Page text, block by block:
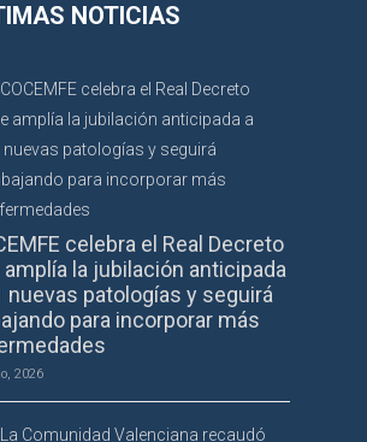
NOTICIAS
celebra el Real Decreto
amplía la jubilación anticipada
nuevas patologías y seguirá
para incorporar más
2026